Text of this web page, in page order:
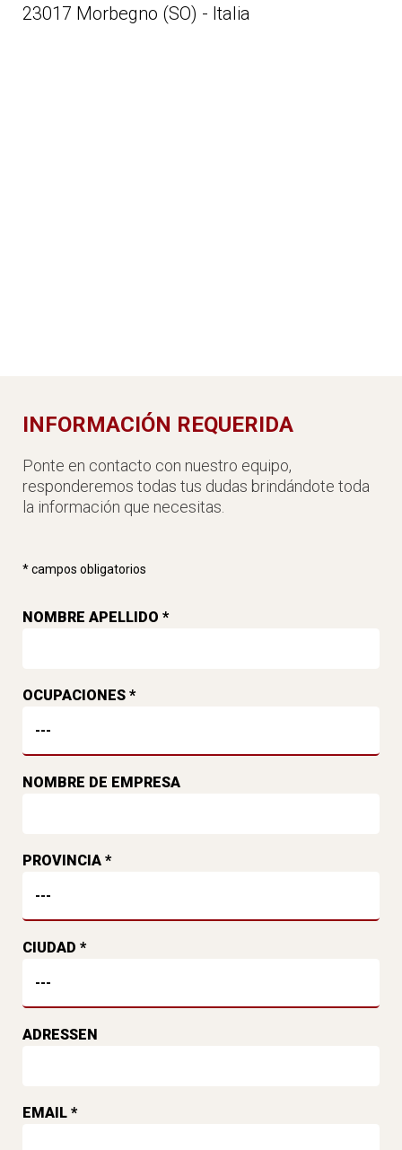
23017 Morbegno (SO) - Italia
INFORMACIÓN REQUERIDA
Ponte en contacto con nuestro equipo,
responderemos todas tus dudas brindándote toda
la información que necesitas.
* campos obligatorios
NOMBRE APELLIDO *
OCUPACIONES *
NOMBRE DE EMPRESA
PROVINCIA *
CIUDAD *
ADRESSEN
EMAIL *